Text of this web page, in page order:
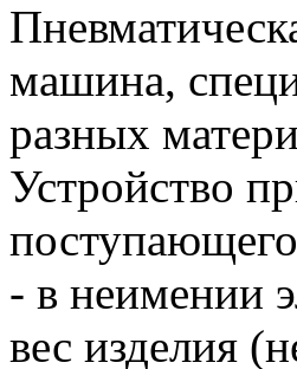
машина,
разных
Устройство
- в неимении
вес изделия